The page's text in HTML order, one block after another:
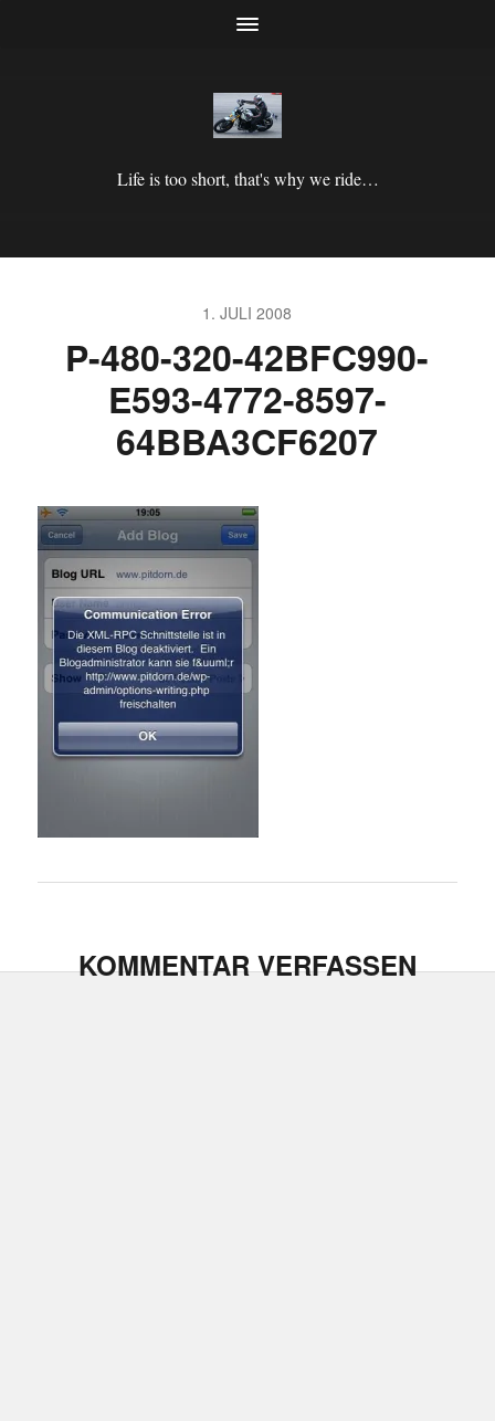
Life is too short, that's why we ride…
1. JULI 2008
P-480-320-42BFC990-
E593-4772-8597-
64BBA3CF6207
KOMMENTAR VERFASSEN